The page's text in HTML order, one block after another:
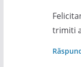
trimiti